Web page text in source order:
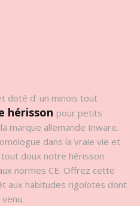
doté d' un minois tout
hérisson pour petits
marque allemande Inware.
dans la vraie vie et
doux notre hérisson
normes CE. Offrez cette
aux habitudes rigolotes dont